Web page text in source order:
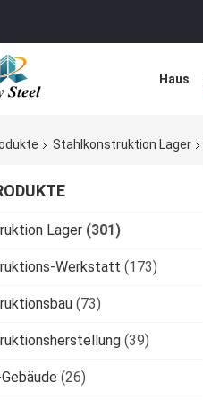
Haus
Stahlkonstruktion Lager
Lager (301)
Werkstatt (173)
(73)
(39)
(26)